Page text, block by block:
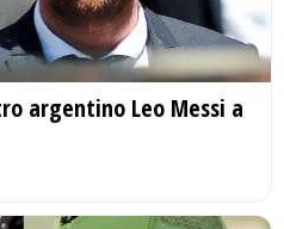
argentino Leo Messi a